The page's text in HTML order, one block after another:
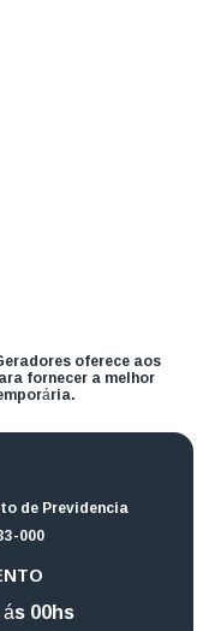
oferece aos
fornecer a melhor
de Previdencia
000
00hs